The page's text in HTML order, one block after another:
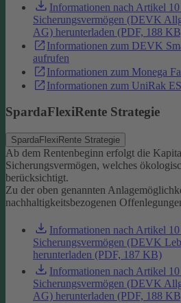
Informationen nach Artikel
Sicherungsvermögen (DEVK
AG) herunterladen (PDF, 188
Informationen zum DEVK
aufrufen
Informationen zum Monega
Informationen zum UniRak
SpardaFlexiRente Strategie
SpardaFlexiRente Strategie
Ab dem Rentenbeginn erfolgt die
Sicherungsvermögen, welches
berücksichtigt.
Zu der oben genannten
nachhaltigkeitsbezogenen
Informationen nach Artikel
Sicherungsvermögen (DEVK
herunterladen (PDF, 187 KB)
Informationen nach Artikel
Sicherungsvermögen (DEVK
AG) herunterladen (PDF, 188